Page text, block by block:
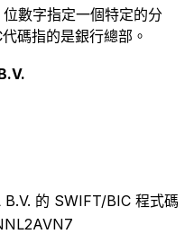
數字指定一個特定的分
碼指的是銀行總部。
的 SWIFT/BIC 程式碼